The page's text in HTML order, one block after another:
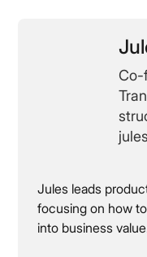
Co-
Jules leads
focusing on how
into business